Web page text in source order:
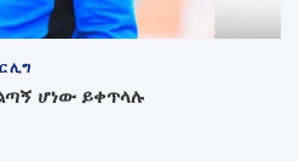
ሊግ
ሆነው ይቀጥላሉ